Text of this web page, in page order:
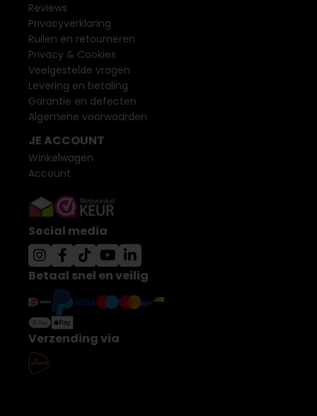
Reviews
Privacyverklaring
Ruilen en retourneren
Privacy & Cookies
Veelgestelde vragen
Levering en betaling
Garantie en defecten
Algemene voorwaarden
JE ACCOUNT
Winkelwagen
Account
Social media
Betaal snel en veilig
Verzending via